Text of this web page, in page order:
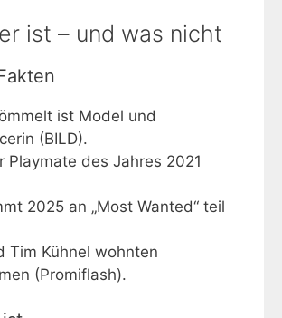
ist – und was nicht
ist Model und
(BILD).
Playmate des Jahres 2021
2025 an „Most Wanted“ teil
Tim Kühnel wohnten
(Promiflash).